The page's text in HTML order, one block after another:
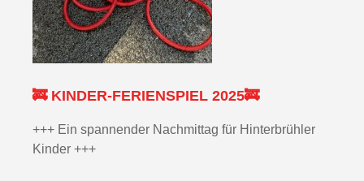
🚒 KINDER-FERIENSPIEL 2025🚒
+++ Ein spannender Nachmittag für Hinterbrühler
Kinder +++